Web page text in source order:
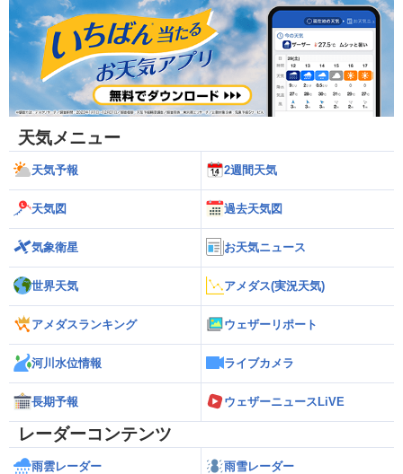
天気メニュー
天気予報 2週間天気
天気図 過去天気図
気象衛星 お天気ニュース
世界天気 アメダス(実況天気)
アメダスランキング ウェザーリポート
河川水位情報 ライブカメラ
長期予報 ウェザーニュースLiVE
レーダーコンテンツ
雨雲レーダー 雨雪レーダー